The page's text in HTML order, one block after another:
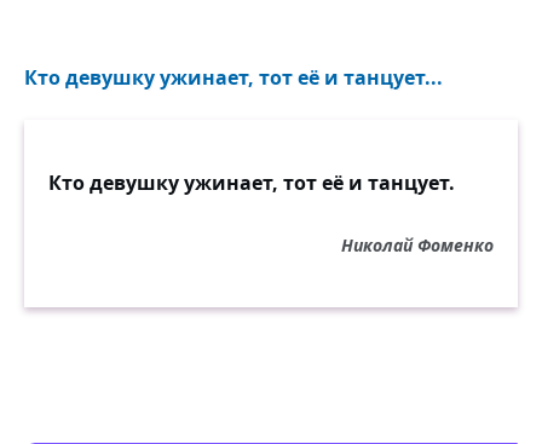
Кто девушку ужинает, тот её и танцует...
Кто девушку ужинает, тот её и танцует.
Николай Фоменко